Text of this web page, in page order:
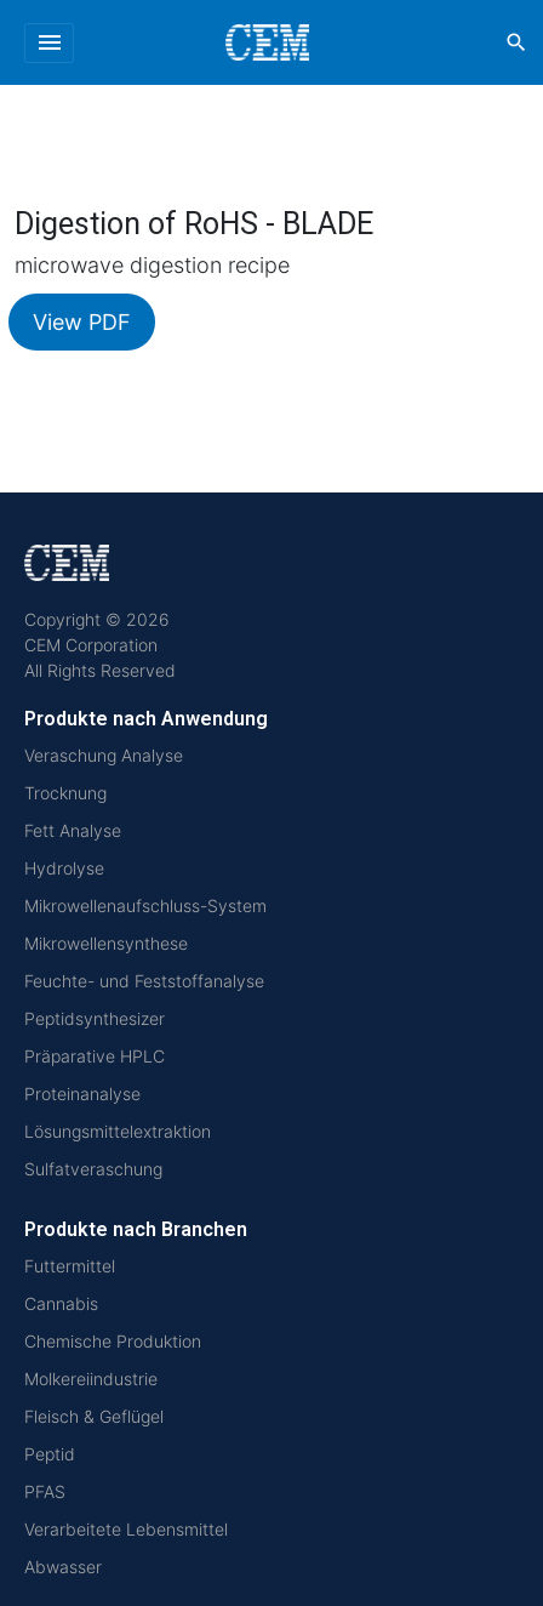
menu search
Digestion of RoHS - BLADE
microwave digestion recipe
View PDF
Copyright © 2026
CEM Corporation
All Rights Reserved
Produkte nach Anwendung
Veraschung Analyse
Trocknung
Fett Analyse
Hydrolyse
Mikrowellenaufschluss-System
Mikrowellensynthese
Feuchte- und Feststoffanalyse
Peptidsynthesizer
Präparative HPLC
Proteinanalyse
Lösungsmittelextraktion
Sulfatveraschung
Produkte nach Branchen
Futtermittel
Cannabis
Chemische Produktion
Molkereiindustrie
Fleisch & Geflügel
Peptid
PFAS
Verarbeitete Lebensmittel
Abwasser